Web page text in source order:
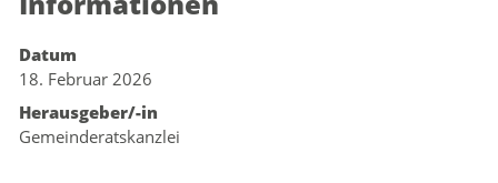
Datum
18. Februar 2026
Herausgeber/-in
Gemeinderatskanzlei